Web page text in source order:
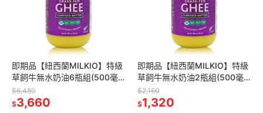
即期品【紐西蘭MILKIO】特級
草飼牛無水奶油6瓶組(500毫
升/瓶)
$6,480
$3,660
即期品【紐西蘭MILKIO】特級
草飼牛無水奶油2瓶組(500毫
升/瓶)
$2,160
$1,320